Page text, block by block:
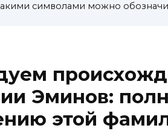
символами можно
Эминов:
этой